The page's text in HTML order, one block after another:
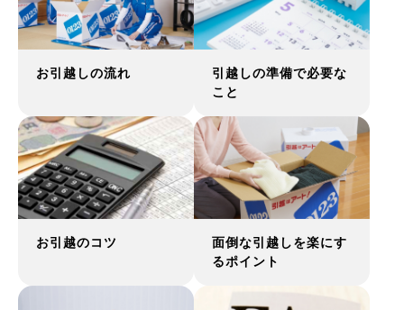
お引越しの流れ
引越しの準備で必要な
こと
お引越のコツ
面倒な引越しを楽にす
るポイント